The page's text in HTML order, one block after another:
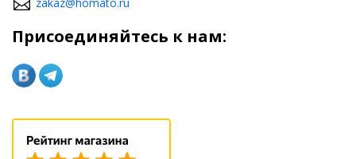
Присоединяйтесь к нам: